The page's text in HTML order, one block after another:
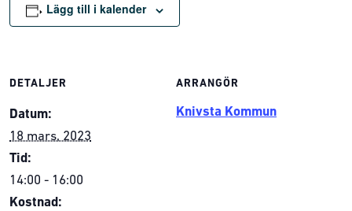
Lägg till i kalender
DETALJER
Datum:
18 mars, 2023
Tid:
14:00 - 16:00
Kostnad:
ARRANGÖR
Knivsta Kommun